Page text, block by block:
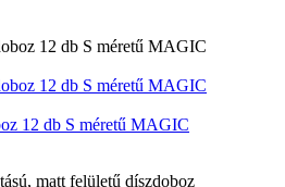
12 db S méretű MAGIC
matt felületű díszdoboz